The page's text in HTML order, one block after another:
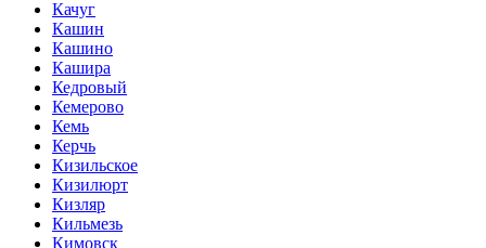
Качуг
Кашин
Кашино
Кашира
Кедровый
Кемерово
Кемь
Керчь
Кизильское
Кизилюрт
Кизляр
Кильмезь
Кимовск